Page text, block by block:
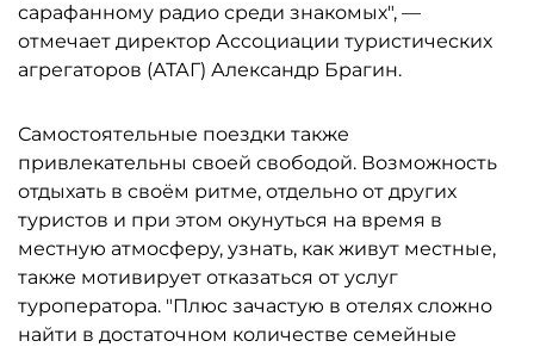
сарафанному радио среди знакомых", —
отмечает директор Ассоциации туристических
агрегаторов (АТАГ) Александр Брагин.
Самостоятельные поездки также
привлекательны своей свободой. Возможность
отдыхать в своём ритме, отдельно от других
туристов и при этом окунуться на время в
местную атмосферу, узнать, как живут местные,
также мотивирует отказаться от услуг
туроператора. "Плюс зачастую в отелях сложно
найти в достаточном количестве семейные